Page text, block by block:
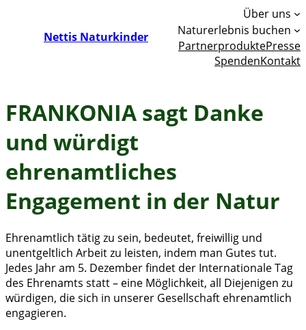
Nettis Naturkinder
Über uns
Naturerlebnis buchen
PartnerproduktePresse
SpendenKontakt
FRANKONIA sagt Danke
und würdigt
ehrenamtliches
Engagement in der Natur
Ehrenamtlich tätig zu sein, bedeutet, freiwillig und
unentgeltlich Arbeit zu leisten, indem man Gutes tut.
Jedes Jahr am 5. Dezember findet der Internationale Tag
des Ehrenamts statt – eine Möglichkeit, all Diejenigen zu
würdigen, die sich in unserer Gesellschaft ehrenamtlich
engagieren.